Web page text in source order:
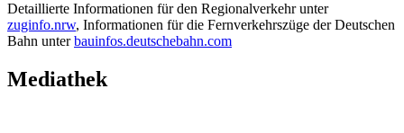
Detaillierte Informationen für den Regionalverkehr unter
zuginfo.nrw, Informationen für die Fernverkehrszüge der Deutschen
Bahn unterbauinfos.deutschebahn.com
Mediathek